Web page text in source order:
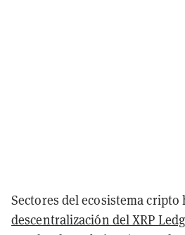
Sectores del ecosistema cripto
descentralización del XRP